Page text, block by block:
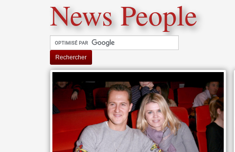
News People
Rechercher